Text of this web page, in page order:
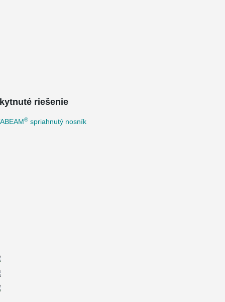
riešenie
® spriahnutý nosník